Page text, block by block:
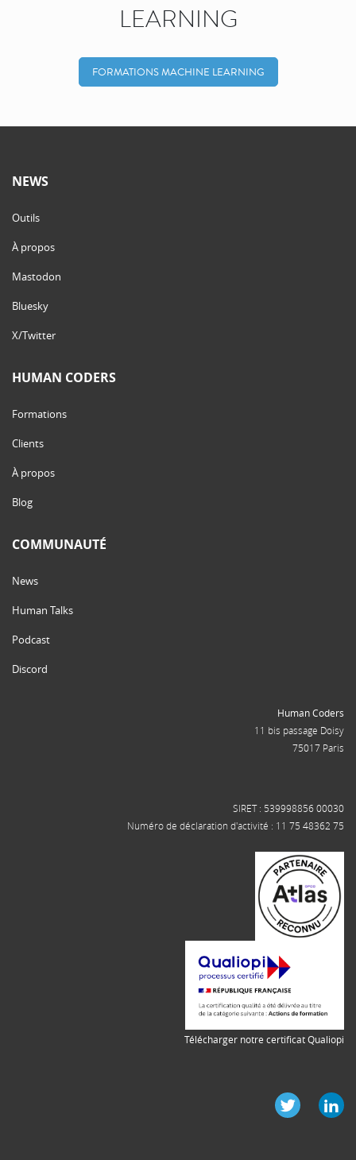
LEARNING
FORMATIONS MACHINE LEARNING
NEWS
Outils
À propos
Mastodon
Bluesky
X/Twitter
HUMAN CODERS
Formations
Clients
À propos
Blog
COMMUNAUTÉ
News
Human Talks
Podcast
Discord
Human Coders
11 bis passage Doisy
75017 Paris
SIRET : 539998856 00030
Numéro de déclaration d'activité : 11 75 48362 75
Télécharger notre certificat Qualiopi